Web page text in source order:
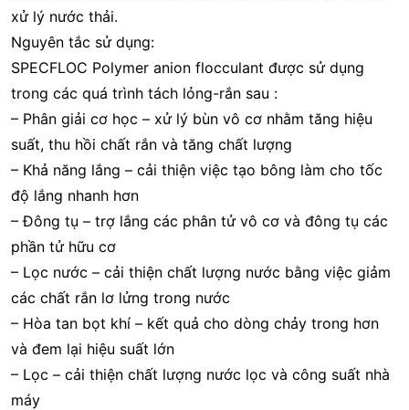
xử lý nước thải.
Nguyên tắc sử dụng:
SPECFLOC Polymer anion flocculant được sử dụng
trong các quá trình tách lỏng-rắn sau :
– Phân giải cơ học – xử lý bùn vô cơ nhằm tăng hiệu
suất, thu hồi chất rắn và tăng chất lượng
– Khả năng lắng – cải thiện việc tạo bông làm cho tốc
độ lắng nhanh hơn
– Đông tụ – trợ lắng các phân tử vô cơ và đông tụ các
phần tử hữu cơ
– Lọc nước – cải thiện chất lượng nước bằng việc giảm
các chất rắn lơ lửng trong nước
– Hòa tan bọt khí – kết quả cho dòng chảy trong hơn
và đem lại hiệu suất lớn
– Lọc – cải thiện chất lượng nước lọc và công suất nhà
máy